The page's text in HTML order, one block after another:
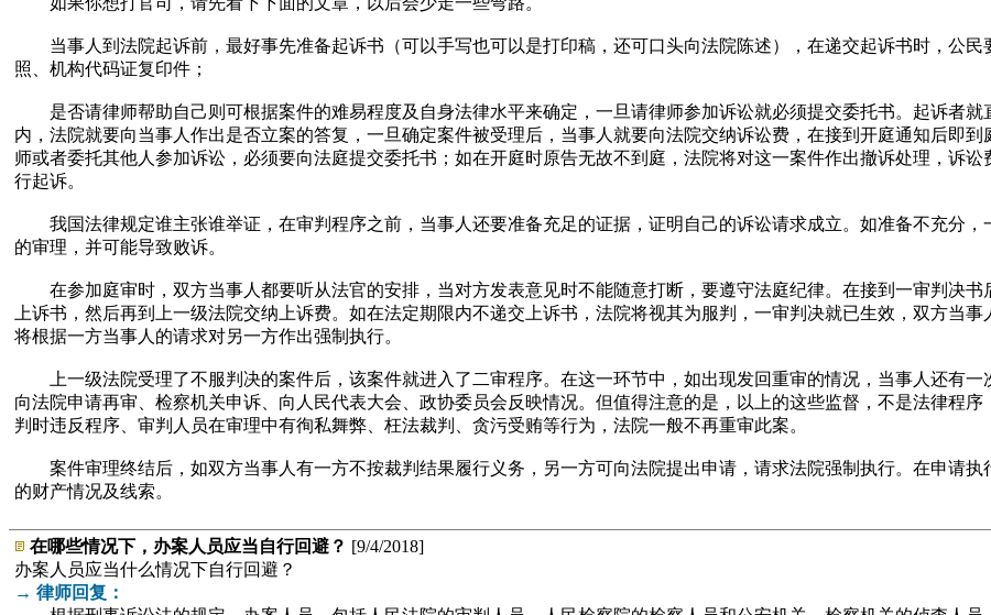
当事人到法院起诉前，最好事先准备起诉书（可以手写也可以是打印稿，还可口头向法院陈述），在递交起诉书时，公民
照、机构代码证复印件；
是否请律师帮助自己则可根据案件的难易程度及自身法律水平来确定，一旦请律师参加诉讼就必须提交委托书。起诉者就
内，法院就要向当事人作出是否立案的答复，一旦确定案件被受理后，当事人就要向法院交纳诉讼费，在接到开庭通知后即
师或者委托其他人参加诉讼，必须要向法庭提交委托书；如在开庭时原告无故不到庭，法院将对这一案件作出撤诉处理，诉
行起诉。
我国法律规定谁主张谁举证，在审判程序之前，当事人还要准备充足的证据，证明自己的诉讼请求成立。如准备不充分，
的审理，并可能导致败诉。
在参加庭审时，双方当事人都要听从法官的安排，当对方发表意见时不能随意打断，要遵守法庭纪律。在接到一审判决书
上诉书，然后再到上一级法院交纳上诉费。如在法定期限内不递交上诉书，法院将视其为服判，一审判决就已生效，双方当
将根据一方当事人的请求对另一方作出强制执行。
上一级法院受理了不服判决的案件后，该案件就进入了二审程序。在这一环节中，如出现发回重审的情况，当事人还有一
向法院申请再审、检察机关申诉、向人民代表大会、政协委员会反映情况。但值得注意的是，以上的这些监督，不是法律程
判时违反程序、审判人员在审理中有徇私舞弊、枉法裁判、贪污受贿等行为，法院一般不再重审此案。
案件审理终结后，如双方当事人有一方不按裁判结果履行义务，另一方可向法院提出申请，请求法院强制执行。在申请执
的财产情况及线索。
在哪些情况下，办案人员应当自行回避？ [9/4/2018]
办案人员应当什么情况下自行回避？
→ 律师回复：